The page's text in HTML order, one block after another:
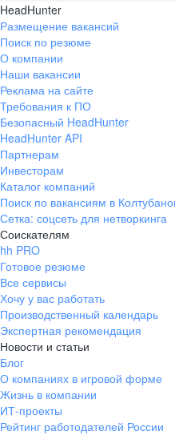
HeadHunter
Размещение вакансий
Поиск по резюме
О компании
Наши вакансии
Реклама на сайте
Требования к ПО
Безопасный HeadHunter
HeadHunter API
Партнерам
Инвесторам
Каталог компаний
Поиск по вакансиям в
Сетка: соцсеть для нетворкинга
Соискателям
hh PRO
Готовое резюме
Все сервисы
Хочу у вас работать
Производственный календарь
Экспертная рекомендация
Новости и статьи
Блог
О компаниях в игровой форме
Жизнь в компании
ИТ-проекты
Рейтинг работодателей России